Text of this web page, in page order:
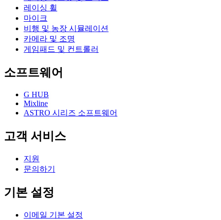
레이싱 휠
마이크
비행 및 농장 시뮬레이션
카메라 및 조명
게임패드 및 컨트롤러
소프트웨어
G HUB
Mixline
ASTRO 시리즈 소프트웨어
고객 서비스
지원
문의하기
기본 설정
이메일 기본 설정